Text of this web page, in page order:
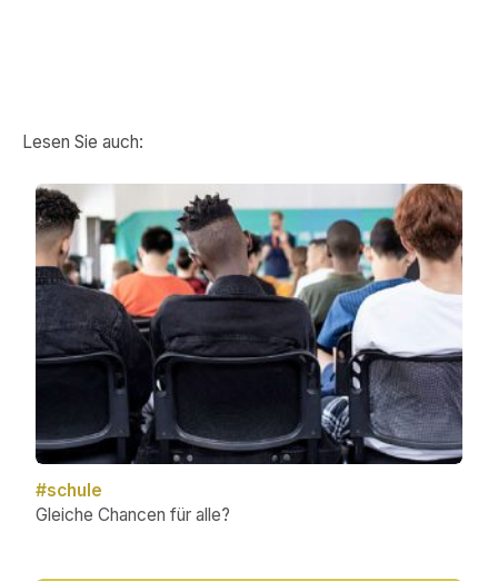
Lesen Sie auch:
#schule
Gleiche Chancen für alle?